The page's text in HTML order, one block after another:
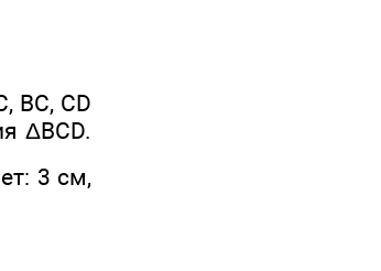
ВС, CD
ΔBCD.
3 см,